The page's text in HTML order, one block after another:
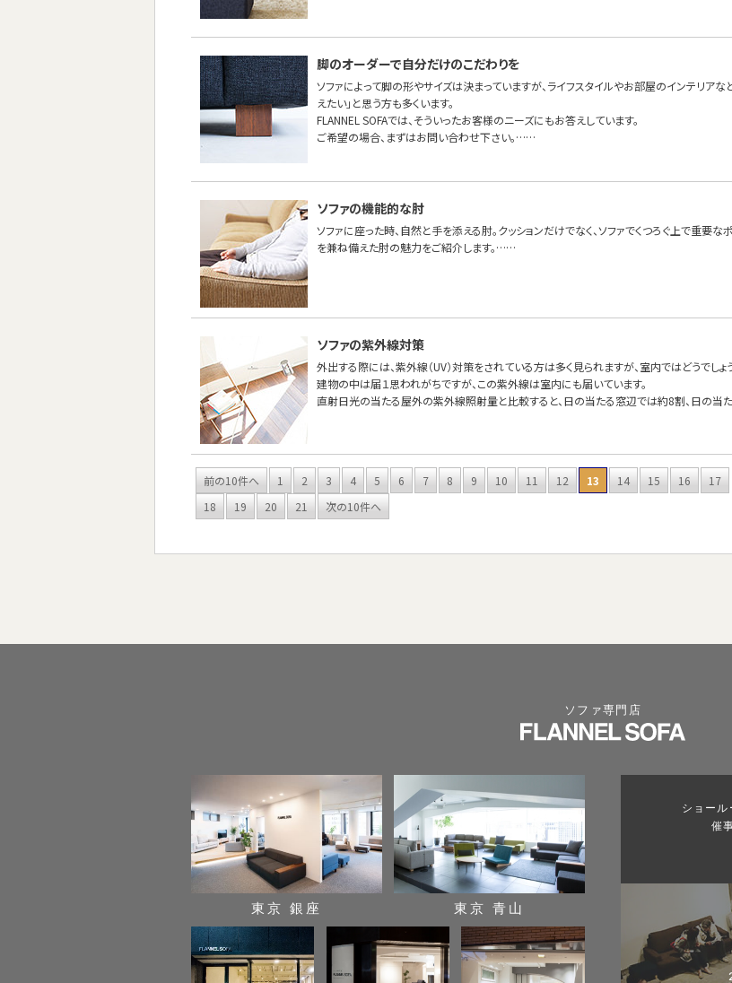
脚のオーダーで自分だけのこだわりを
ソファによって脚の形やサイズは決まっていますが、ライフスタイルやお部屋のインテリア
えたい」と思う方も多くいます。
FLANNEL SOFAでは、そういったお客様のニーズにもお答えしています。
ご希望の場合、まずはお問い合わせ下さい。……
ソファの機能的な肘
ソファに座った時、自然と手を添える肘。クッションだけでなく、ソファでくつろぐ上で重要
を兼ね備えた肘の魅力をご紹介します。……
ソファの紫外線対策
外出する際には、紫外線（UV）対策をされている方は多く見られますが、室内ではどうでしょ
建物の中は届１思われがちですが、この紫外線は室内にも届いています。
直射日光の当たる屋外の紫外線照射量と比較すると、日の当たる窓辺では約8割、日の当
前の10件へ 1 2 3 4 5 6 7 8 9 10 11 12 13 14 15 16
17
18
19 20 21 次の10件へ
ソファ専門店
東京 銀座 東京 青山
ショール
催